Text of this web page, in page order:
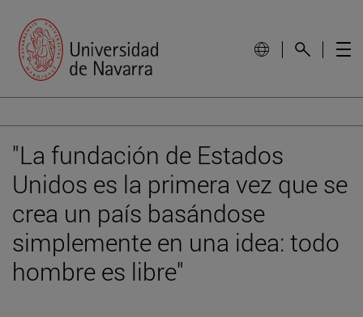
"La fundación de Estados
Unidos es la primera vez que se
crea un país basándose
simplemente en una idea: todo
hombre es libre"